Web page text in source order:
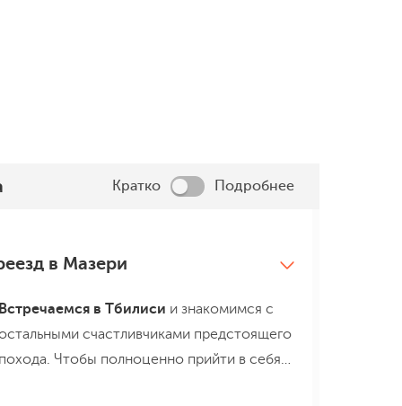
Кратко Подробнее
в Мазери
Встречаемся в Тбилиси и знакомимся с
счастливчиками предстоящего
похода. Чтобы полноценно прийти в себя